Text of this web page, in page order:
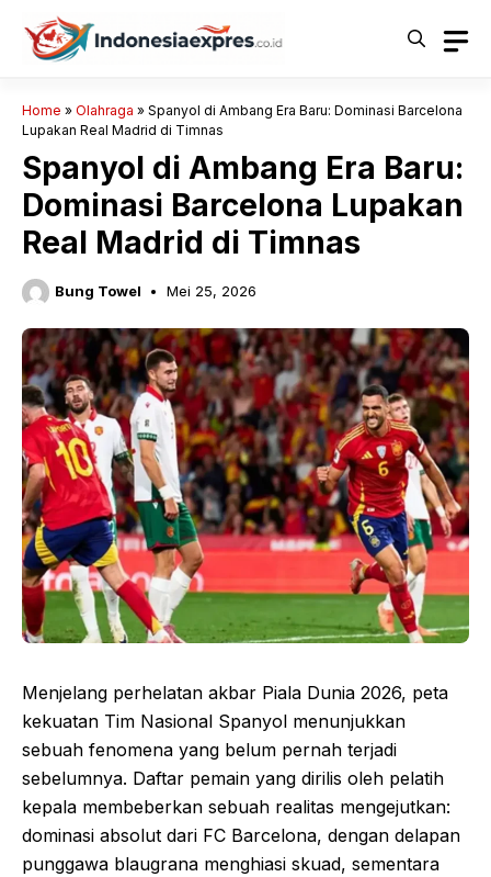
Langsung
Home » Olahraga » Spanyol di Ambang Era Baru: Dominasi Barcelona
Lupakan Real Madrid di Timnas
Spanyol di Ambang Era Baru:
Dominasi Barcelona Lupakan
Real Madrid di Timnas
Bung Towel Mei 25, 2026
Menjelang perhelatan akbar Piala Dunia 2026, peta
kekuatan Tim Nasional Spanyol menunjukkan
sebuah fenomena yang belum pernah terjadi
sebelumnya. Daftar pemain yang dirilis oleh pelatih
kepala membeberkan sebuah realitas mengejutkan:
dominasi absolut dari FC Barcelona, dengan delapan
punggawa blaugrana menghiasi skuad, sementara